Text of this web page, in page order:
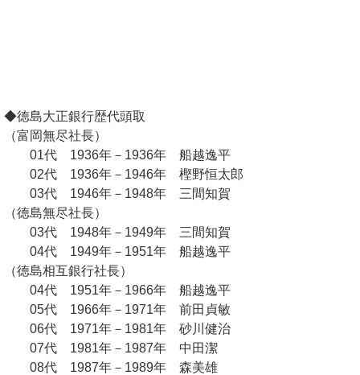
◆徳島大正銀行歴代頭取
（富岡無尽社長）
01代 1936年－1936年 船越逸平
02代 1936年－1946年 樫野恒太郎
03代 1946年－1948年 三間知賀
（徳島無尽社長）
03代 1948年－1949年 三間知賀
04代 1949年－1951年 船越逸平
（徳島相互銀行社長）
04代 1951年－1966年 船越逸平
05代 1966年－1971年 前田貞敏
06代 1971年－1981年 砂川健治
07代 1981年－1987年 中田潔
08代 1987年－1989年 森美雄